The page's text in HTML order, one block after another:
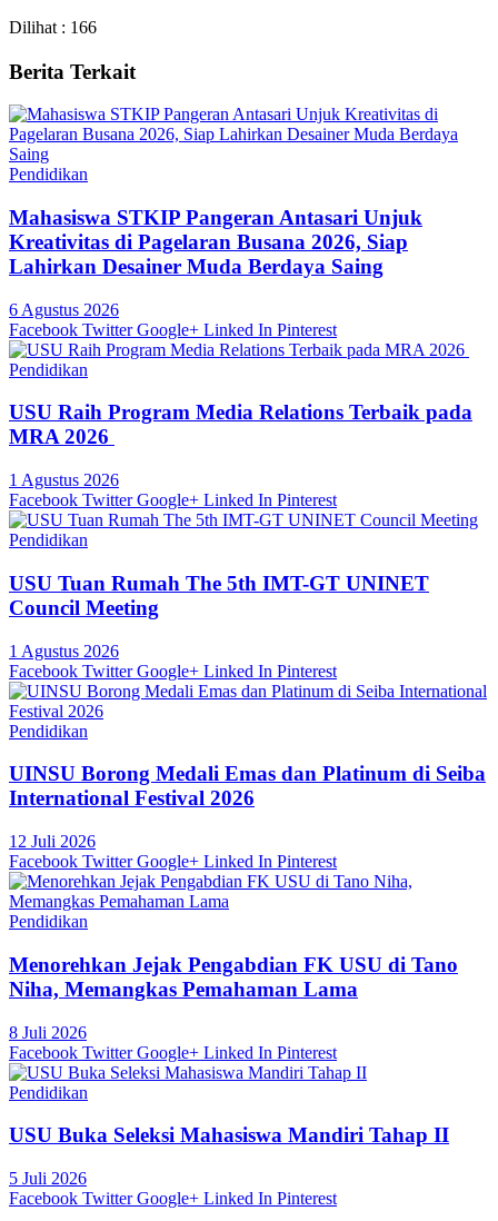
Dilihat : 166
Berita Terkait
Pendidikan
Mahasiswa STKIP Pangeran Antasari Unjuk
Kreativitas di Pagelaran Busana 2026, Siap
Lahirkan Desainer Muda Berdaya Saing
6 Agustus 2026
Facebook Twitter Google+ Linked In Pinterest
Pendidikan
USU Raih Program Media Relations Terbaik pada
MRA 2026
1 Agustus 2026
Facebook Twitter Google+ Linked In Pinterest
Pendidikan
USU Tuan Rumah The 5th IMT-GT UNINET
Council Meeting
1 Agustus 2026
Facebook Twitter Google+ Linked In Pinterest
Pendidikan
UINSU Borong Medali Emas dan Platinum di Seiba
International Festival 2026
12 Juli 2026
Facebook Twitter Google+ Linked In Pinterest
Pendidikan
Menorehkan Jejak Pengabdian FK USU di Tano
Niha, Memangkas Pemahaman Lama
8 Juli 2026
Facebook Twitter Google+ Linked In Pinterest
Pendidikan
USU Buka Seleksi Mahasiswa Mandiri Tahap II
5 Juli 2026
Facebook Twitter Google+ Linked In Pinterest